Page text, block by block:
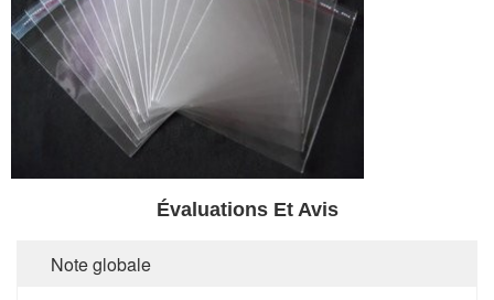
Évaluations Et Avis
Note globale